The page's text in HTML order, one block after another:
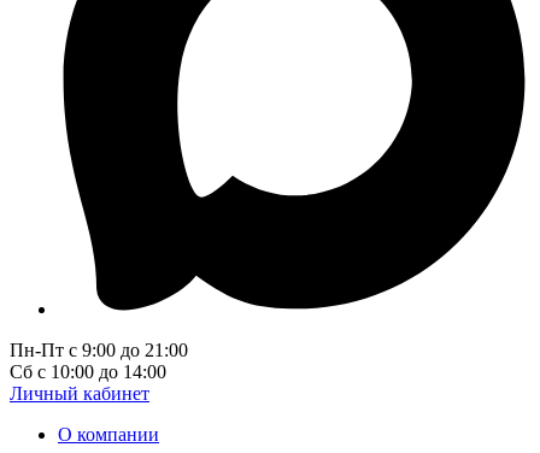
Пн-Пт с 9:00 до 21:00
Сб с 10:00 до 14:00
Личный кабинет
О компании